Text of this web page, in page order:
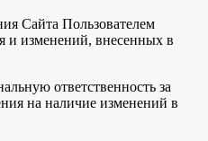
Сайта Пользователем
и изменений, внесенных в
ответственность за
на наличие изменений в